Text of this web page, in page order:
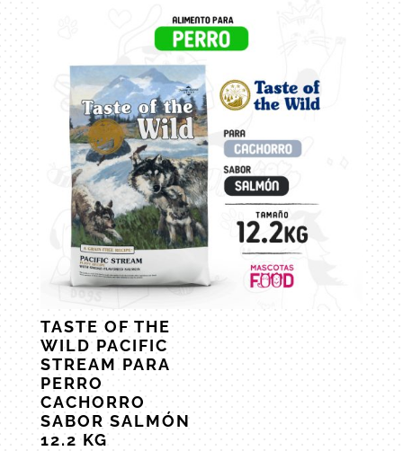
TASTE OF THE
WILD PACIFIC
STREAM PARA
PERRO
CACHORRO
SABOR SALMÓN
12.2 KG